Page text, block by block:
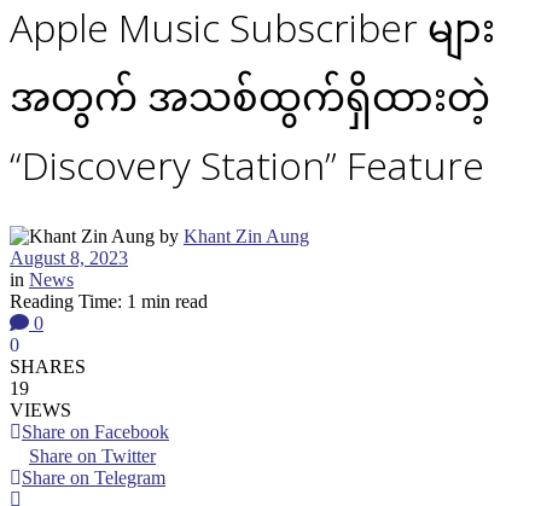
Apple Music Subscriber များ
အတွက် အသစ်ထွက်ရှိထားတဲ့
“Discovery Station” Feature
by Khant Zin Aung
August 8, 2023
in News
Reading Time: 1 min read
0
0
SHARES
19
VIEWS
Share on Facebook
Share on Twitter
Share on Telegram